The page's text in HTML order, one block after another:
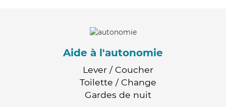
Aide à l'autonomie
Lever / Coucher
Toilette / Change
Gardes de nuit